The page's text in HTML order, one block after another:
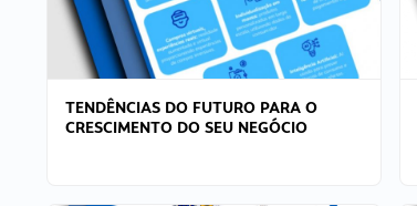
TENDÊNCIAS DO FUTURO PARA O
CRESCIMENTO DO SEU NEGÓCIO